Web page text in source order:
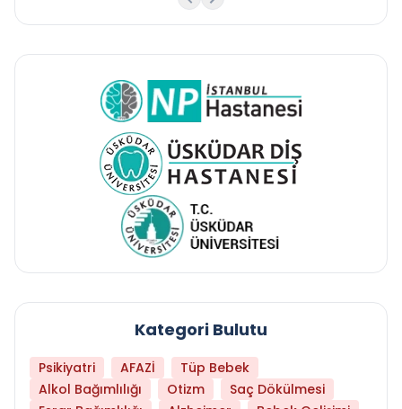
Kategori Bulutu
Psikiyatri AFAZİ
Tüp Bebek
Alkol Bağımlılığı
Otizm
Saç Dökülmesi